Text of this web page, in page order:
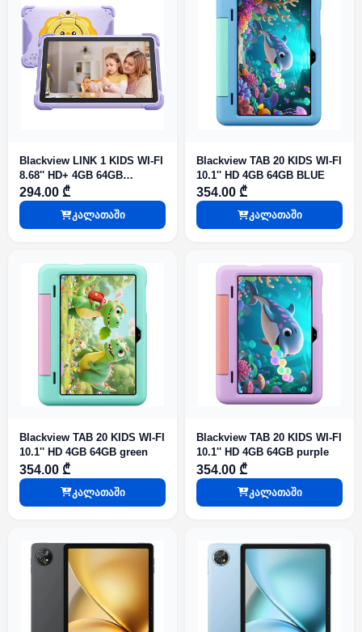
Blackview LINK 1 KIDS WI-FI
8.68'' HD+ 4GB 64GB
PURPLE
294.00 ₾
კალათაში
Blackview TAB 20 KIDS WI-FI
10.1'' HD 4GB 64GB BLUE
354.00 ₾
კალათაში
Blackview TAB 20 KIDS WI-FI
10.1'' HD 4GB 64GB green
354.00 ₾
კალათაში
Blackview TAB 20 KIDS WI-FI
10.1'' HD 4GB 64GB purple
354.00 ₾
კალათაში